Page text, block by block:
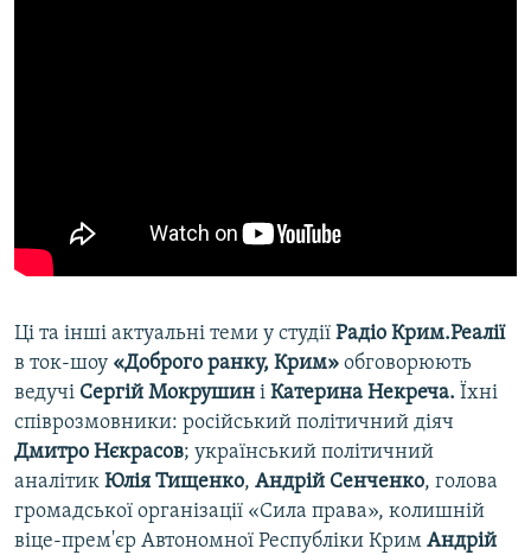
Ці та інші актуальні теми у студії Радіо Крим.Реалії
в ток-шоу «Доброго ранку, Крим» обговорюють
ведучі Сергій Мокрушин і Катерина Некреча. Їхні
співрозмовники: російський політичний діяч
Дмитро Нєкрасов; український політичний
аналітик Юлія Тищенко, Андрій Сенченко, голова
громадської організації «Сила права», колишній
віце-прем'єр Автономної Республіки Крим Андрій